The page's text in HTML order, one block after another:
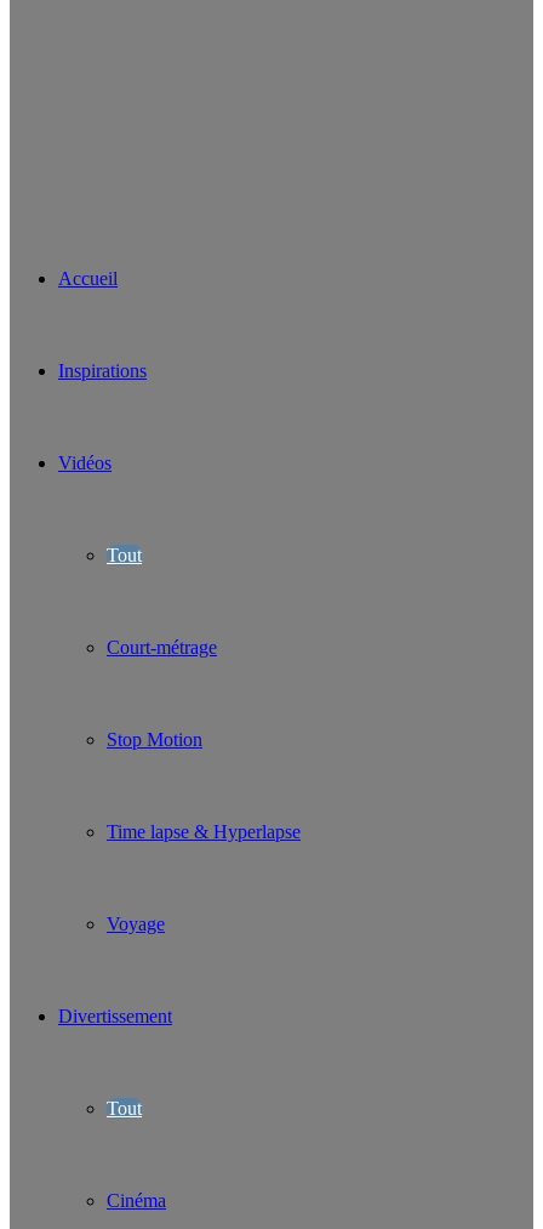
Accueil
Inspirations
Vidéos
Tout
Court-métrage
Stop Motion
Time lapse & Hyperlapse
Voyage
Divertissement
Tout
Cinéma